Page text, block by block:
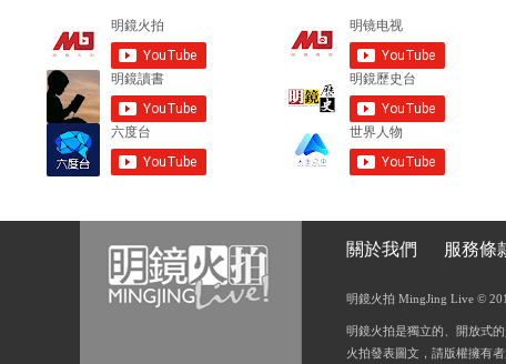
s
關於我們 服務條
明鏡火拍 MingJing Live ©
明鏡火拍是獨立的、開放式
火拍發表圖文，請版權擁有